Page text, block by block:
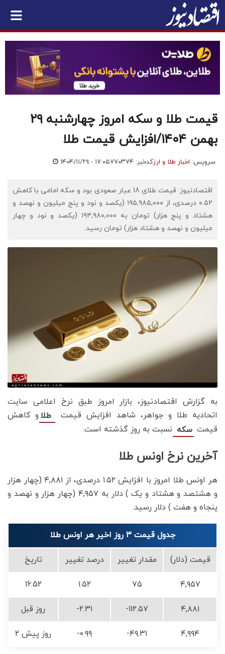
قیمت طلا و سکه امروز چهارشنبه ۲۹
بهمن ۱۴۰۴/افزایش قیمت طلا
سرویس: اخبار طلا و ارزکدخبر: ۷۷۰۳۷۴ ۱۴۰۴/۱۱/۲۹ - ۱۷:۰۵
اقتصادنیوز: قیمت طلای 18 عیار صعودی بود و سکه امامی با کاهش
۰.۵۲ درصدی، از ۱۹۵,۹۸۵,۰۰۰ (یکصد و نود و پنج میلیون و نهصد و
هشتاد و پنج هزار) تومان به ۱۹۴,۹۸۰,۰۰۰ (یکصد و نود و چهار
میلیون و نهصد و هشتاد هزار) تومان رسید.
به گزارش اقتصادنیوز، بازار امروز طبق نرخ اعلامی سایت
اتحادیه طلا و جواهر، شاهد افزایش قیمت‌‌‌
طلا و کاهش
قیمت سکه نسبت به روز گذشته است.
آخرین نرخ اونس طلا
هر اونس طلا امروز با افزایش ۱.۵۲ درصدی، از ۴,۸۸۱ (چهار هزار
و هشتصد و هشتاد و یک ) دلار به ۴,۹۵۷ (چهار هزار و نهصد و
پنجاه و هفت ) دلار رسید.
جدول قیمت 3 روز اخیر هر اونس طلا
قیمت (دلار) مقدار تغییر درصد تغییر تاریخ
۴,۹۵۷ ۷۵ ۱.۵۲ 16:52
۴,۸۸۱ -۱۱۲.۵۷ -۲.۳۱ روز قبل
۴,۹۹۴ -۴۹.۳۱ -۰.۹۹ ۲ روز پیش